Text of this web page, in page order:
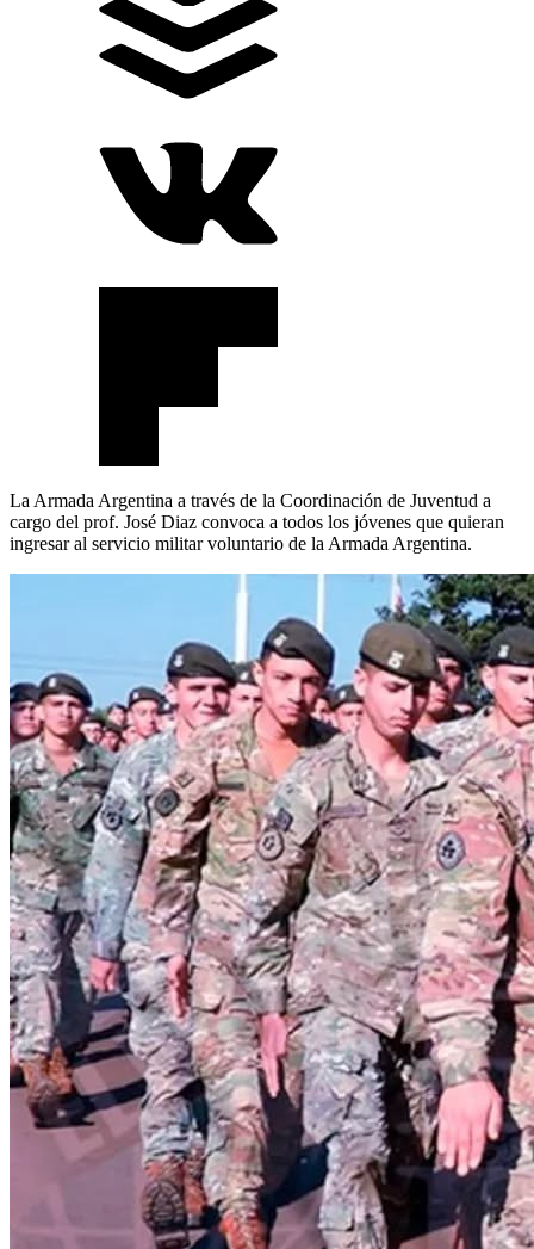
La Armada Argentina a través de la Coordinación de Juventud a
cargo del prof. José Diaz convoca a todos los jóvenes que quieran
ingresar al servicio militar voluntario de la Armada Argentina.